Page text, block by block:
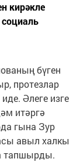
кирәкле
бүген
протезлар
Әлеге изге
итәргә
гына Зур
авыл халкы
тапшырды.